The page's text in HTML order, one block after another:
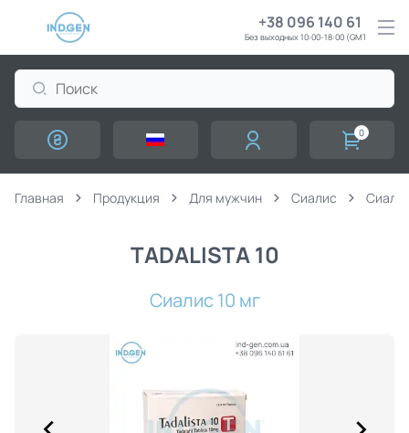
+38 096 140 61 61
Без выходных 10:00-18:00 (GMT+3)
0
Главная Продукция Для мужчин Сиалис
TADALISTA 10
Сиалис 10 мг